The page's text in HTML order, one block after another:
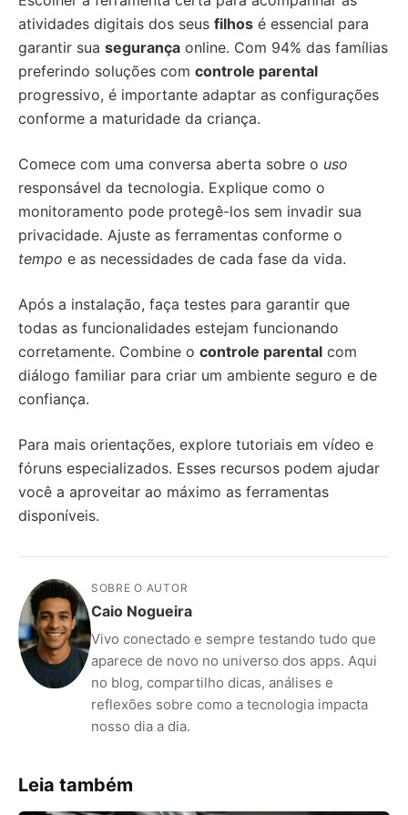
atividades digitais dos seus filhos é essencial para
garantir sua segurança online. Com 94% das famílias
preferindo soluções com controle parental
progressivo, é importante adaptar as configurações
conforme a maturidade da criança.
Comece com uma conversa aberta sobre o uso
responsável da tecnologia. Explique como o
monitoramento pode protegê-los sem invadir sua
privacidade. Ajuste as ferramentas conforme o
tempo e as necessidades de cada fase da vida.
Após a instalação, faça testes para garantir que
todas as funcionalidades estejam funcionando
corretamente. Combine o controle parental com
diálogo familiar para criar um ambiente seguro e de
confiança.
Para mais orientações, explore tutoriais em vídeo e
fóruns especializados. Esses recursos podem ajudar
você a aproveitar ao máximo as ferramentas
disponíveis.
SOBRE O AUTOR
Caio Nogueira
Vivo conectado e sempre testando tudo que
aparece de novo no universo dos apps. Aqui
no blog, compartilho dicas, análises e
reflexões sobre como a tecnologia impacta
nosso dia a dia.
Leia também